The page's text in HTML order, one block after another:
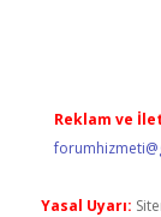
Reklam ve
Yasal Uyarı: